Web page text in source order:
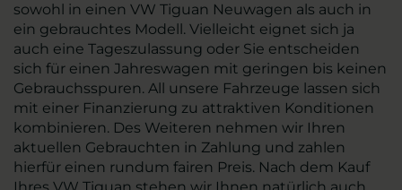
sowohl in einen VW Tiguan Neuwagen als auch in
ein gebrauchtes Modell. Vielleicht eignet sich ja
auch eine Tageszulassung oder Sie entscheiden
sich für einen Jahreswagen mit geringen bis keinen
Gebrauchsspuren. All unsere Fahrzeuge lassen sich
mit einer Finanzierung zu attraktiven Konditionen
kombinieren. Des Weiteren nehmen wir Ihren
aktuellen Gebrauchten in Zahlung und zahlen
hierfür einen rundum fairen Preis. Nach dem Kauf